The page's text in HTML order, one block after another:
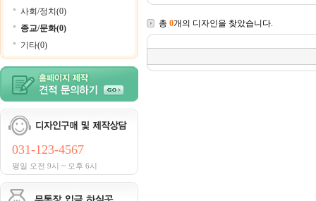
사회/정치(0)
종교/문화(0)
기타(0)
031-123-4567
평일 오전 9시 ~ 오후 6시
총 0개의 디자인을 찾았습니다.